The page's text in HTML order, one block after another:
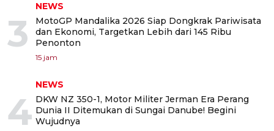
3
NEWS
MotoGP Mandalika 2026 Siap Dongkrak Pariwisata
dan Ekonomi, Targetkan Lebih dari 145 Ribu
Penonton
15 jam
4
NEWS
DKW NZ 350-1, Motor Militer Jerman Era Perang
Dunia II Ditemukan di Sungai Danube! Begini
Wujudnya